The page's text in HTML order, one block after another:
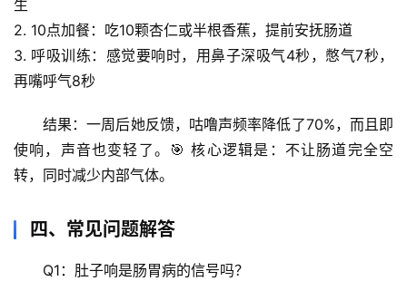
案
宇
宙
生
科
学
生
2. 10点加餐：吃10颗杏仁或半根香蕉，提前安抚肠道
3. 呼吸训练 ：感觉要响时，用鼻子深吸气4秒，憋气7秒，
再嘴呼气8秒
结果 ：一周后她反馈，咕噜声频率降低了70%，而且即
使响，声音也变轻了。🎯 核心逻辑是： 不让肠道完全空
转，同时减少内部气体。
四、常见问题解答
Q1：肚子响是肠胃病的信号吗？